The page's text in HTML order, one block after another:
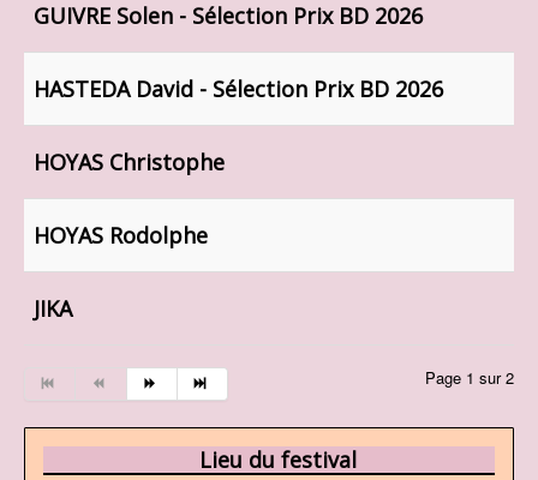
GUIVRE Solen - Sélection Prix BD 2026
HASTEDA David - Sélection Prix BD 2026
HOYAS Christophe
HOYAS Rodolphe
JIKA
Page 1 sur 2
Lieu du festival